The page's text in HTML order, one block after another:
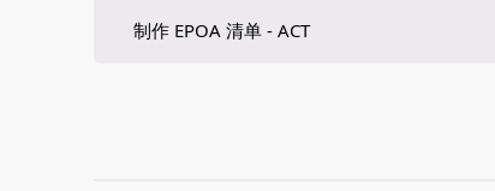
制作 EPOA 清单 - ACT